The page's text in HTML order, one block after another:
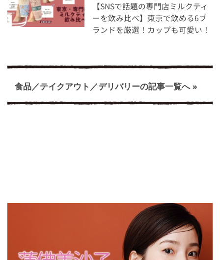
【SNSで話題の専門店ミルクティ
ーを飲み比べ】東京で飲める6ブ
ランドを厳選！カップも可愛い！
食品／テイクアウト／デリバリーの記事一覧へ »